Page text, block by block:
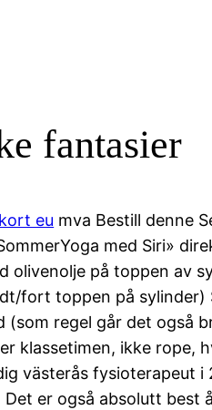
fantasier
eu mva Bestill denne
med Siri»
olivenolje på toppen av
fort toppen på
regel går det også
klassetimen, ikke rope,
västerås fysioterapeut
er også absolutt